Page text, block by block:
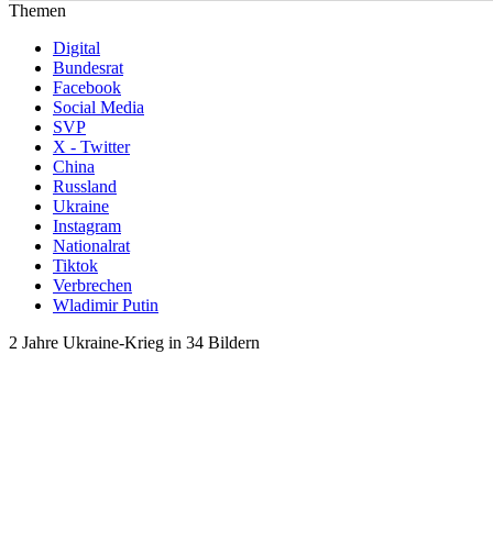
Themen
Digital
Bundesrat
Facebook
Social Media
SVP
X - Twitter
China
Russland
Ukraine
Instagram
Nationalrat
Tiktok
Verbrechen
Wladimir Putin
2 Jahre Ukraine-Krieg in 34 Bildern